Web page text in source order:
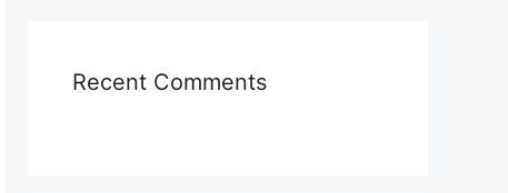
Recent Comments